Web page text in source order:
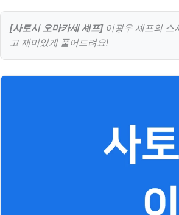
[사토시 오마카세 셰프]이광우 셰프의 스
고 재미있게 풀어드려요!